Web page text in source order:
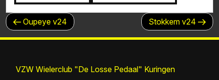
BERICHTNAVIGATIE
Vorig
bericht
Oupeye v24
Volgend
bericht
Stokkem v24
VZW Wielerclub "De Losse Pedaal" Kuringen